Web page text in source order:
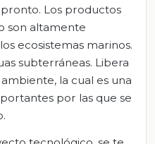
Los productos
son altamente
ecosistemas marinos.
subterráneas. Libera
la cual es una
por las que se